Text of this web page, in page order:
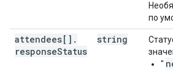
string,
"floorSectionId"
string
"deskId"
: string
"label"
по
attendees[] .
responseStatus
string
"